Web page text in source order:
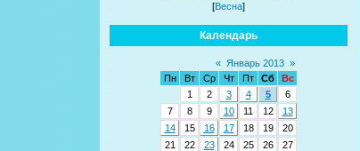
[Весна]
Календарь
« Январь 2013 »
Пн
Вт Ср Чт Пт Сб
Вс
1
2 3 4 5
6
7
8 9 10 11 12
13
14
15 16 17 18 19
20
21
22 23 24 25 26
27